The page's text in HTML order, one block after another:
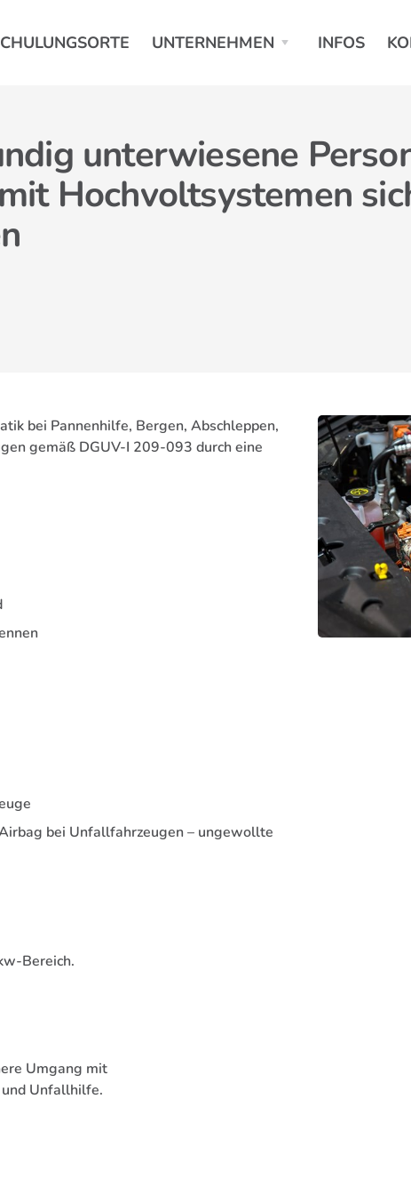
UNTERNEHMEN INFOS
unterwiesene
Hochvoltsystemen
bei Pannenhilfe, Bergen, Abschleppen,
gemäß DGUV-I 209-093 durch eine
bei Unfallfahrzeugen – ungewollte
Bereich.
Umgang mit
Unfallhilfe.